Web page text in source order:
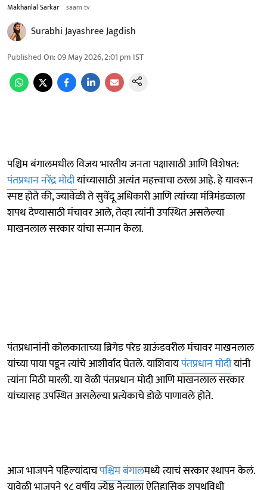
Makhanlal Sarkar saam tv
Surabhi Jayashree Jagdish
Published On:09 May 2026, 2:01 pm IST
पश्चिम बंगालमधील विजय भारतीय जनता पक्षासाठी आणि विशेषत:
पंतप्रधान नरेंद्र मोदीयांच्यासाठी अत्यंत महत्त्वाचा ठरला आहे. हे यावरून
स्पष्ट होते की, ज्यावेळी ते सुवेंदू अधिकारी आणि त्यांच्या मंत्रिमंडळाला
शपथ देण्यासाठी मंचावर आले, तेव्हा त्यांनी उपस्थित असलेल्या
माखनलाल सरकार यांचा सन्मान केला.
पंतप्रधानांनी कोलकाताच्या ब्रिगेड परेड ग्राऊंडवरील मंचावर माखनलाल
यांच्या पाया पडून त्यांचे आशीर्वाद घेतले. याशिवायपंतप्रधान मोदीयांनी
त्यांना मिठी मारली. या वेळी पंतप्रधान मोदी आणि माखनलाल सरकार
यांच्यासह उपस्थित असलेल्या प्रत्येकाचे डोळे पाणावले होते.
आज भाजपने पहिल्यांदाचपश्चिम बंगालमध्ये त्याचं सरकार स्थापन केलं.